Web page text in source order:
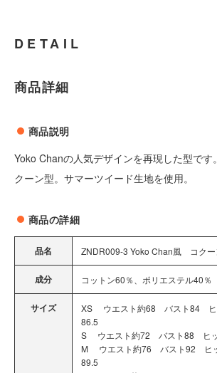
DETAIL
商品詳細
商品説明
Yoko Chanの人気デザインを再現した型です
クーン型。サマーツイード生地を使用。
商品の詳細
品名 ZNDR009-3 Yoko Chan風 コクー
成分 コットン60％、ポリエステル40％
サイズ
XS ウエスト約68 バスト84
86.5
S ウエスト約72 バスト88 ヒ
M ウエスト約76 バスト92 ヒ
89.5